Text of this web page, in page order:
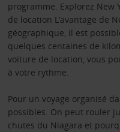
programme. Explorez New
de location L’avantage de
géographique, il est
quelques centaines de
voiture de location, vous
à votre rythme.
Pour un voyage organisé
possibles. On peut rouler
chutes du Niagara et